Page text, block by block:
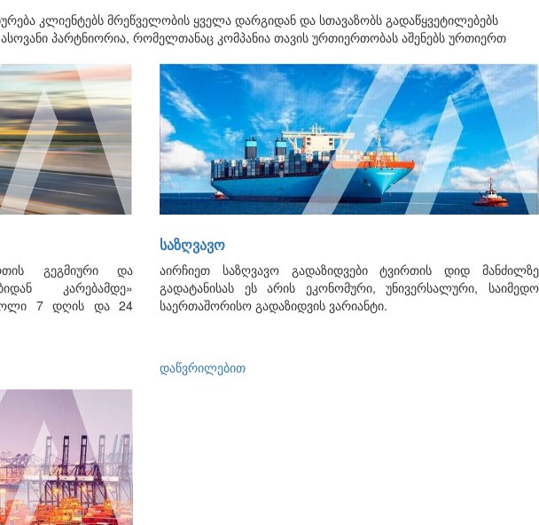
კლიენტებს მრეწველობის ყველა დარგიდან და სთავაზობს გადაწყვეტილებებს
პარტნიორია, რომელთანაც კომპანია თავის ურთიერთობას აშენებს ურთიერთ
გეგმიური და
კარებამდე»
7 დღის და 24
ᲡᲐᲖᲦᲕᲐᲕᲝ
აირჩიეთ საზღვავო გადაზიდვები ტვირთის დიდ მანძილზე
გადატანისას ეს არის ეკონომური, უნივერსალური, საიმედო
საერთაშორისო გადაზიდვის ვარიანტი.
დაწვრილებით